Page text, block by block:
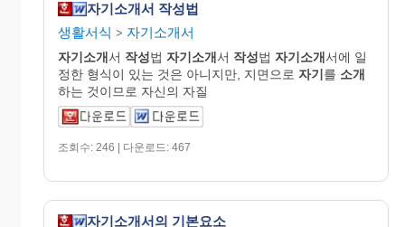
자기소개서 작성법
생활서식 > 자기소개서
자기소개서 작성법 자기소개서 작성법 자기소개서에 일
정한 형식이 있는 것은 아니지만, 지면으로 자기를 소개
하는 것이므로 자신의 자질
조회수: 246 | 다운로드: 467
자기소개서의 기본요소